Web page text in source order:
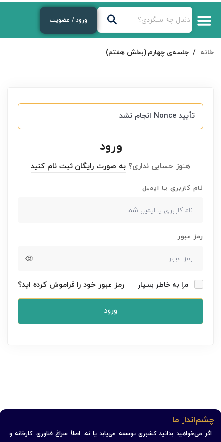
ورود / عضویت
خانه جلسه‌ی چهارم (بخش هفتم)
تأیید Nonce انجام نشد
ورود
هنوز حسابی نداری؟ به صورت رایگان ثبت نام کنید
نام کاربری یا ایمیل
رمز عبور
مرا به خاطر بسپار رمز عبور خود را فراموش کرده اید؟
ورود
چشم‌انداز ما
اگر می‌خواهید بدانید کشوری توسعه می‌یابد یا نه، اصلاً سراغ فناوری، کارخانه و